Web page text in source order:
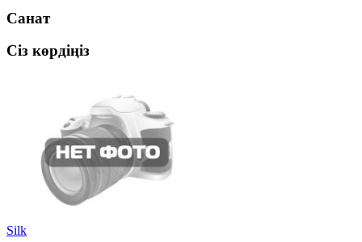
Санат
Сіз көрдіңіз
Silk